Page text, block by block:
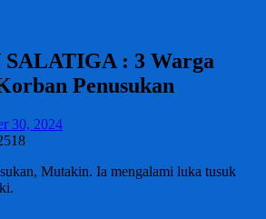
SALATIGA : 3 Warga
Penusukan
30, 2024
Mutakin. Ia mengalami luka tusuk